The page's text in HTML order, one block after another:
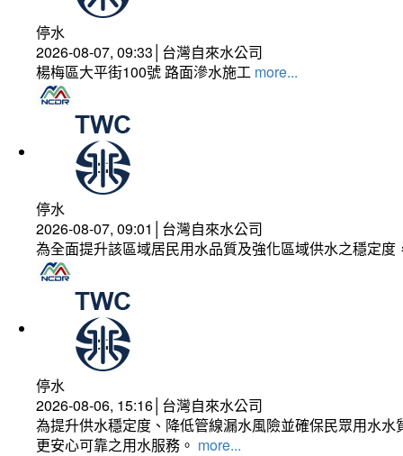
停水
2026-08-07, 09:33│台灣自來水公司
楊梅區大平街100號 路面滲水施工 more...
停水
2026-08-07, 09:01│台灣自來水公司
為全面提升該區域居民用水品質及強化區域供水之穩定
停水
2026-08-06, 15:16│台灣自來水公司
為提升供水穩定度、降低管線漏水風險並確保民眾用水
更安心可靠之用水服務。 more...